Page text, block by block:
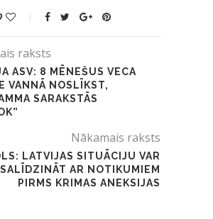
raksts
ASV: 8 MĒNEŠUS VECA
VANNĀ NOSLĪKST,
SARAKSTĀS
Nākamais raksts
LATVIJAS SITUĀCIJU VAR
SALĪDZINĀT AR NOTIKUMIEM
PIRMS KRIMAS ANEKSIJAS